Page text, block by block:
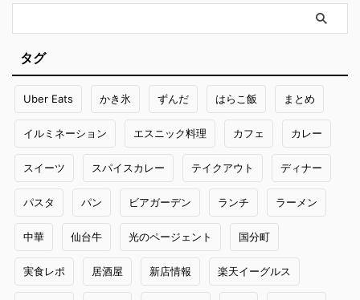
タグ
Uber Eats かき氷 ずんだ はらこ飯 まとめ
イルミネーション エスニック料理 カフェ カレー
スイーツ スパイスカレー テイクアウト ディナー
パスタ パン ビアガーデン ランチ ラーメン
中華 仙台牛 光のページェント 国分町
実食レポ 居酒屋 新店情報 楽天イーグルス